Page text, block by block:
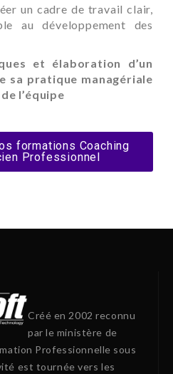
un cadre de travail clair,
au développement des
et élaboration d’un
sa pratique managériale
de l’équipe
formations Coaching
Professionnel
Créé en 2002 reconnu
par le ministère de
Professionnelle sous
est tournée vers les